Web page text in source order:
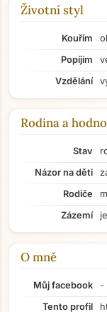
Životní styl
Kouřím
Popíjím
Vzdělání
Rodina a
Stav
Názor na děti
Rodiče
Zázemí
O mně
Můj facebook -
Tento profil